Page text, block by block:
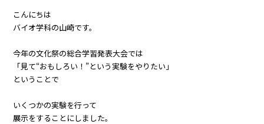
こんにちは
バイオ学科の山崎です。
今年の文化祭の総合学習発表大会では
「見て“おもしろい！”という実験をやりたい」
ということで
いくつかの実験を行って
展示をすることにしました。